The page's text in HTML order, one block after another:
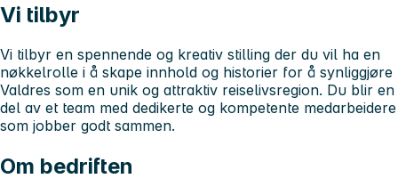
Vi tilbyr
Vi tilbyr en spennende og kreativ stilling der du vil ha en
nøkkelrolle i å skape innhold og historier for å synliggjøre
Valdres som en unik og attraktiv reiselivsregion. Du blir en
del av et team med dedikerte og kompetente medarbeidere
som jobber godt sammen.
Om bedriften